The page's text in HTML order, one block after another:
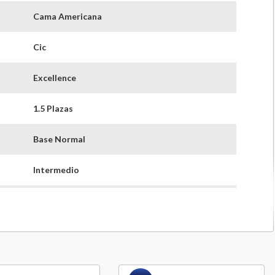
Cama Americana
Cic
Excellence
1.5 Plazas
Base Normal
Intermedio
33 cm